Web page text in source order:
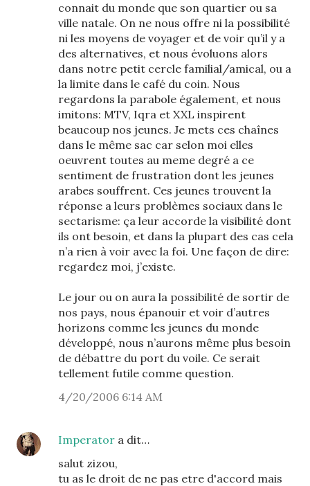
connait du monde que son quartier ou sa
ville natale. On ne nous offre ni la possibilité
ni les moyens de voyager et de voir qu’il y a
des alternatives, et nous évoluons alors
dans notre petit cercle familial/amical, ou a
la limite dans le café du coin. Nous
regardons la parabole également, et nous
imitons: MTV, Iqra et XXL inspirent
beaucoup nos jeunes. Je mets ces chaînes
dans le même sac car selon moi elles
oeuvrent toutes au meme degré a ce
sentiment de frustration dont les jeunes
arabes souffrent. Ces jeunes trouvent la
réponse a leurs problèmes sociaux dans le
sectarisme: ça leur accorde la visibilité dont
ils ont besoin, et dans la plupart des cas cela
n’a rien à voir avec la foi. Une façon de dire:
regardez moi, j’existe.
Le jour ou on aura la possibilité de sortir de
nos pays, nous épanouir et voir d’autres
horizons comme les jeunes du monde
développé, nous n’aurons même plus besoin
de débattre du port du voile. Ce serait
tellement futile comme question.
4/20/2006 6:14 AM
Imperator a dit…
salut zizou,
tu as le droit de ne pas etre d'accord mais